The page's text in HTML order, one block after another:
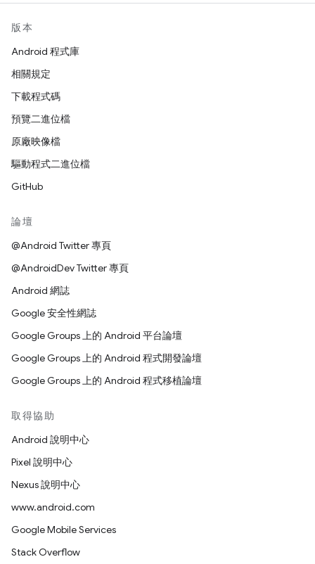
版本
Android 程式庫
相關規定
下載程式碼
預覽二進位檔
原廠映像檔
驅動程式二進位檔
GitHub
論壇
@Android Twitter 專頁
@AndroidDev Twitter 專頁
Android 網誌
Google 安全性網誌
Google Groups 上的 Android 平台論壇
Google Groups 上的 Android 程式開發論壇
Google Groups 上的 Android 程式移植論壇
取得協助
Android 說明中心
Pixel 說明中心
Nexus 說明中心
www.android.com
Google Mobile Services
Stack Overflow